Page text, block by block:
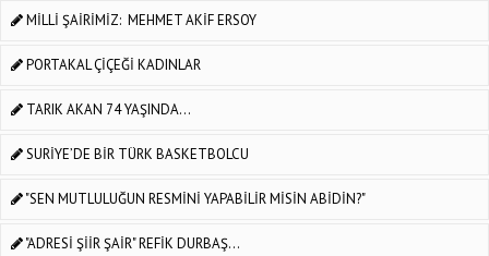
MİLLİ ŞAİRİMİZ: MEHMET AKİF ERSOY
PORTAKAL ÇİÇEĞİ KADINLAR
TARIK AKAN 74 YAŞINDA...
SURİYE’DE BİR TÜRK BASKETBOLCU
"SEN MUTLULUĞUN RESMİNİ YAPABİLİR MİSİN ABİDİN?"
"ADRESİ ŞİİR ŞAİR" REFİK DURBAŞ...